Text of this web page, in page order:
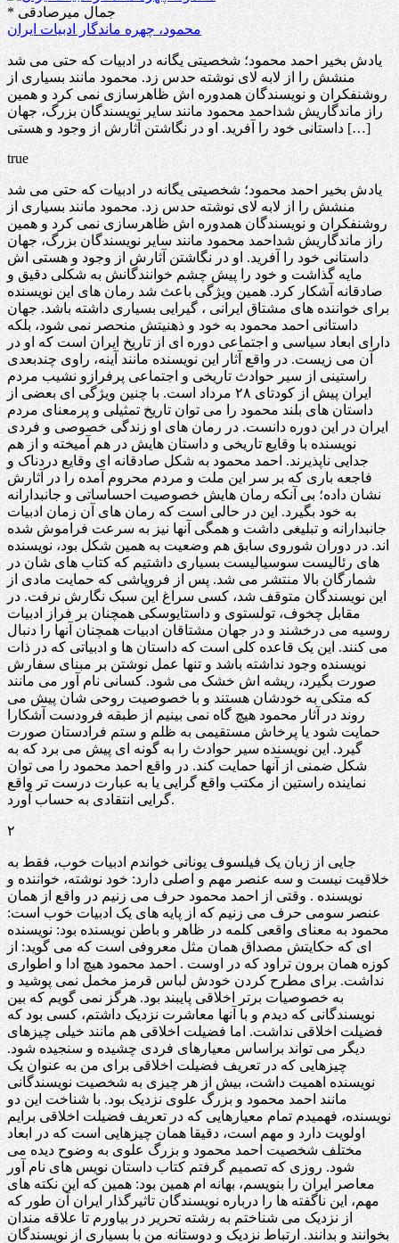
* جمال میرصادقی
محمود، چهره ماندگار ادبیات ایران
یادش بخیر احمد محمود؛ شخصیتی یگانه در ادبیات که حتی می شد
منشش را از لابه لای نوشته حدس زد. محمود مانند بسیاری از
روشنفکران و نویسندگان همدوره اش ظاهرسازی نمی کرد و همین
راز ماندگاریش شداحمد محمود مانند سایر نویسندگان بزرگ، جهان
داستانی خود را آفرید. او در نگاشتن آثارش از وجود و هستی […]
true
یادش بخیر احمد محمود؛ شخصیتی یگانه در ادبیات که حتی می شد
منشش را از لابه لای نوشته حدس زد. محمود مانند بسیاری از
روشنفکران و نویسندگان همدوره اش ظاهرسازی نمی کرد و همین
راز ماندگاریش شداحمد محمود مانند سایر نویسندگان بزرگ، جهان
داستانی خود را آفرید. او در نگاشتن آثارش از وجود و هستی اش
مایه گذاشت و خود را پیش چشم خوانندگانش به شکلی دقیق و
صادقانه آشکار کرد. همین ویژگی باعث شد رمان های این نویسنده
برای خواننده های مشتاق ایرانی ، گیرایی بسیاری داشته باشد. جهان
داستانی احمد محمود به خود و ذهنیتش منحصر نمی شود، بلکه
دارای ابعاد سیاسی و اجتماعی دوره ای از تاریخ ایران است که او در
آن می زیست. در واقع آثار این نویسنده مانند آینه، راوی چندبعدی
راستینی از سیر حوادث تاریخی و اجتماعی پرفرازو نشیب مردم
ایران پیش از کودتای ۲۸ مرداد است. با چنین ویژگی ای بعضی از
داستان های بلند محمود را می توان تاریخ تمثیلی و پرمعنای مردم
ایران در این دوره دانست. در رمان های او زندگی خصوصی و فردی
نویسنده با وقایع تاریخی و داستان هایش در هم آمیخته و از هم
جدایی ناپذیرند. احمد محمود به شکل صادقانه ای وقایع دردناک و
فاجعه باری که بر سر این ملت و مردم محروم آمده را در آثارش
نشان داده؛ بی آنکه رمان هایش خصوصیت احساساتی و جانبدارانه
به خود بگیرد. این در حالی است که رمان های آن زمان ادبیات
جانبدارانه و تبلیغی داشت و همگی آنها نیز به سرعت فراموش شده
اند. در دوران شوروی سابق هم وضعیت به همین شکل بود، نویسنده
های رئالیست سوسیالیست بسیاری داشتیم که کتاب های شان در
شمارگان بالا منتشر می شد. پس از فروپاشی که حمایت مادی از
این نویسندگان متوقف شد، کسی سراغ این سبک نگارش نرفت. در
مقابل چخوف، تولستوی و داستایوسکی همچنان بر فراز ادبیات
روسیه می درخشند و در جهان مشتاقان ادبیات همچنان آنها را دنبال
می کنند. این یک قاعده کلی است که داستان ها و ادبیاتی که در ذات
نویسنده وجود نداشته باشد و تنها عمل نوشتن بر مبنای سفارش
صورت بگیرد، ریشه اش خشک می شود. کسانی نام آور می مانند
که متکی به خودشان هستند و با خصوصیت روحی شان پیش می
روند در آثار محمود هیچ گاه نمی بینیم از طبقه فرودست آشکارا
حمایت شود یا پرخاش مستقیمی به ظلم و ستم فرادستان صورت
گیرد. این نویسنده سیر حوادث را به گونه ای پیش می برد که به
شکل ضمنی از آنها حمایت کند. در واقع احمد محمود را می توان
نماینده راستین از مکتب واقع گرایی یا به عبارت درست تر واقع
گرایی انتقادی به حساب آورد.
۲
جایی از زبان یک فیلسوف یونانی خواندم ادبیات خوب، فقط به
خلاقیت نیست و سه عنصر مهم و اصلی دارد: خود نوشته، خواننده و
نویسنده . وقتی از احمد محمود حرف می زنیم در واقع از همان
عنصر سومی حرف می زنیم که از پایه های یک ادبیات خوب است:
محمود به معنای واقعی کلمه در ظاهر و باطن نویسنده بود: نویسنده
ای که حکایتش مصداق همان مثل معروفی است که می گوید: از
کوزه همان برون تراود که در اوست . احمد محمود هیچ ادا و اطواری
نداشت. برای مطرح کردن خودش لباس قرمز مخمل نمی پوشید و
به خصوصیات برتر اخلاقی پایبند بود. هرگز نمی گویم که بین
نویسندگانی که دیدم و با آنها معاشرت نزدیک داشتم، کسی بود که
فضیلت اخلاقی نداشت. اما فضیلت اخلاقی هم مانند خیلی چیزهای
دیگر می تواند براساس معیارهای فردی چشیده و سنجیده شود.
چیزهایی که در تعریف فضیلت اخلاقی برای من به عنوان یک
نویسنده اهمیت داشت، بیش از هر چیزی به شخصیت نویسندگانی
مانند احمد محمود و بزرگ علوی نزدیک بود. با شناخت این دو
نویسنده، فهمیدم تمام معیارهایی که در تعریف فضیلت اخلاقی برایم
اولویت دارد و مهم است، دقیقا همان چیزهایی است که در ابعاد
مختلف شخصیت احمد محمود و بزرگ علوی به وضوح دیده می
شود. روزی که تصمیم گرفتم کتاب داستان نویس های نام آور
معاصر ایران را بنویسم، بهانه ام همین بود: همین که این نکته های
مهم، این ناگفته ها را درباره نویسندگان تاثیرگذار ایران آن طور که
از نزدیک می شناختم به رشته تحریر در بیاورم تا علاقه مندان
بخوانند و بدانند. ارتباط نزدیک و دوستانه من با بسیاری از نویسندگان